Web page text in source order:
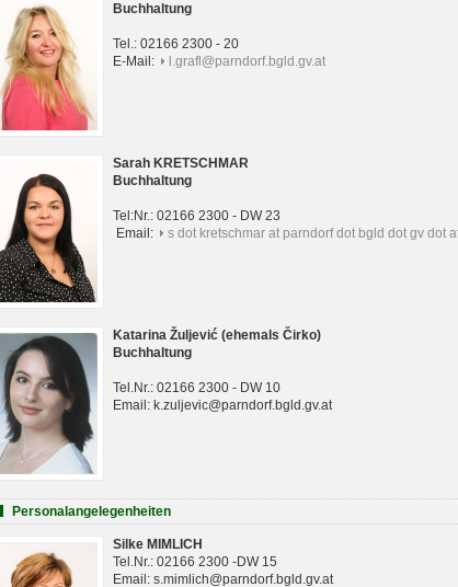
Buchhaltung
Tel.: 02166 2300 - 20
E-Mail:
l.grafl@parndorf.bgld.gv.at
Sarah KRETSCHMAR
Buchhaltung
Tel:Nr.: 02166 2300 - DW 23
Email:
s dot kretschmar at parndorf dot bgld dot gv dot
Katarina Žuljević (ehemals Čirko)
Buchhaltung
Tel.Nr.: 02166 2300 - DW 10
Email: k.zuljevic@parndorf.bgld.gv.at
Personalangelegenheiten
Silke MIMLICH
Tel.Nr.: 02166 2300 -DW 15
Email: s.mimlich@parndorf.bgld.gv.at